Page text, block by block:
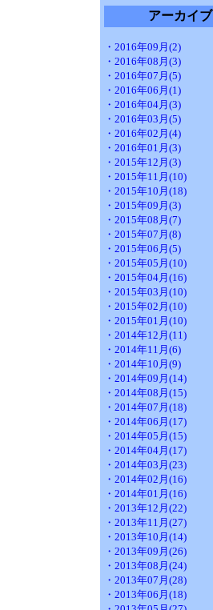
アーカイブ
・2016年09月(2)
・2016年08月(3)
・2016年07月(5)
・2016年06月(1)
・2016年04月(3)
・2016年03月(5)
・2016年02月(4)
・2016年01月(3)
・2015年12月(3)
・2015年11月(10)
・2015年10月(18)
・2015年09月(3)
・2015年08月(7)
・2015年07月(8)
・2015年06月(5)
・2015年05月(10)
・2015年04月(16)
・2015年03月(10)
・2015年02月(10)
・2015年01月(10)
・2014年12月(11)
・2014年11月(6)
・2014年10月(9)
・2014年09月(14)
・2014年08月(15)
・2014年07月(18)
・2014年06月(17)
・2014年05月(15)
・2014年04月(17)
・2014年03月(23)
・2014年02月(16)
・2014年01月(16)
・2013年12月(22)
・2013年11月(27)
・2013年10月(14)
・2013年09月(26)
・2013年08月(24)
・2013年07月(28)
・2013年06月(18)